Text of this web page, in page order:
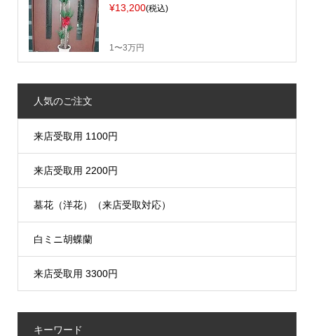
¥13,200(税込)
1〜3万円
人気のご注文
来店受取用 1100円
来店受取用 2200円
墓花（洋花）（来店受取対応）
白ミニ胡蝶蘭
来店受取用 3300円
キーワード